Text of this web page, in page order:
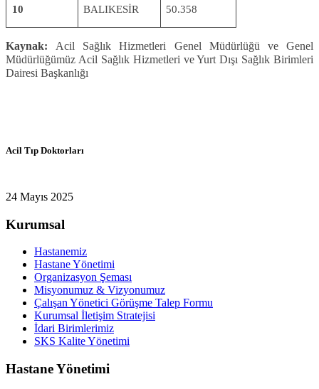
10 BALIKESİR 50.358
Kaynak: Acil Sağlık Hizmetleri Genel Müdürlüğü ve Genel
Müdürlüğümüz Acil Sağlık Hizmetleri ve Yurt Dışı Sağlık Birimleri
Dairesi Başkanlığı
Acil Tıp Doktorları
24 Mayıs 2025
Kurumsal
Hastanemiz
Hastane Yönetimi
Organizasyon Şeması
Misyonumuz & Vizyonumuz
Çalışan Yönetici Görüşme Talep Formu
Kurumsal İletişim Stratejisi
İdari Birimlerimiz
SKS Kalite Yönetimi
Hastane Yönetimi